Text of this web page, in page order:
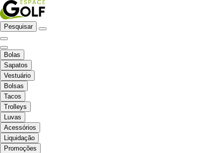
Pesquisar
Bolas
Sapatos
Vestuário
Bolsas
Tacos
Trolleys
Luvas
Acessórios
Liquidação
Promoções